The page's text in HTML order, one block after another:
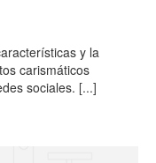
y la
carismáticos
sociales. [...]